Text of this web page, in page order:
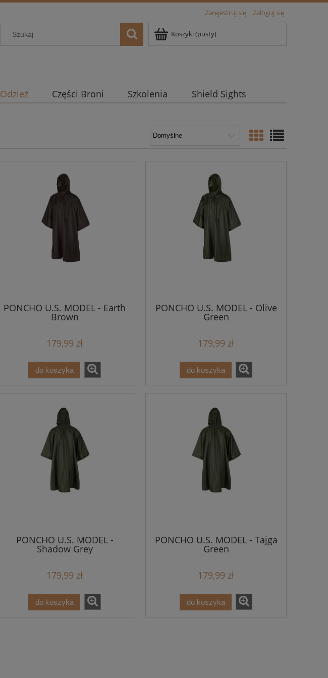
Zarejestruj się Zaloguj się
Koszyk:(pusty)
Odzież Części Broni Szkolenia Shield Sights
PONCHO U.S. MODEL - Earth
Brown
179,99 zł
do koszyka
PONCHO U.S. MODEL - Olive
Green
179,99 zł
do koszyka
PONCHO U.S. MODEL -
Shadow Grey
179,99 zł
do koszyka
PONCHO U.S. MODEL - Tajga
Green
179,99 zł
do koszyka